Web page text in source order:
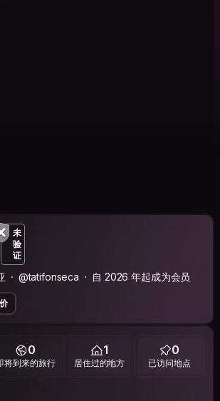
未
验
证
@tatifonseca 自 2026 年起成为会员
0
将到来的旅行
1
居住过的地方
0
已访问地点